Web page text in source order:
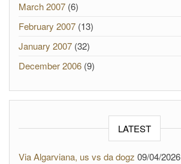
March 2007 (6)
February 2007 (13)
January 2007 (32)
December 2006 (9)
LATEST
Via Algarviana, us vs da dogz 09/04/2026